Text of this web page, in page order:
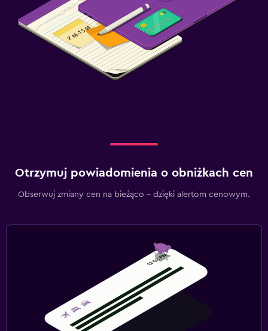
Otrzymuj powiadomienia o obniżkach cen
Obserwuj zmiany cen na bieżąco – dzięki alertom cenowym.